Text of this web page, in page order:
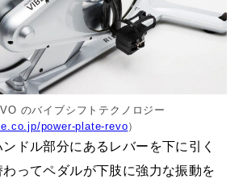
のバイブシフトテクノロジー
power-plate-revo）
ドル部分にあるレバーを下に引く
ってペダルが下肢に強力な振動を